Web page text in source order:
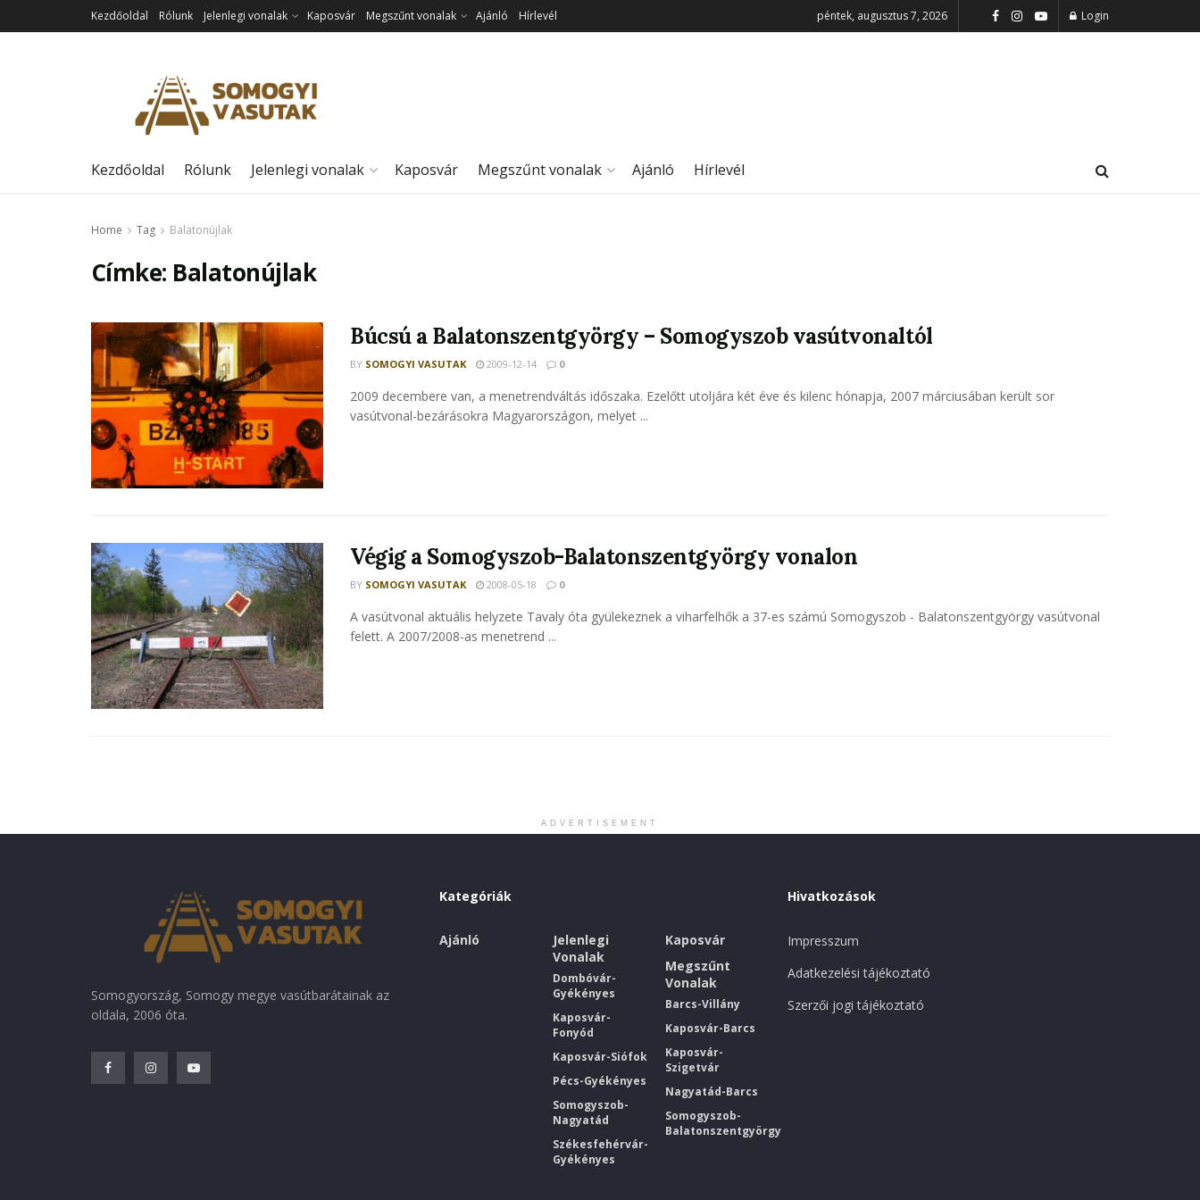
Kezdőoldal Rólunk Jelenlegi vonalak Kaposvár Megszűnt vonalak Ajánló Hírlevél péntek, augusztus 7, 2026 Login
Kezdőoldal Rólunk Jelenlegi vonalak Kaposvár Megszűnt vonalak Ajánló Hírlevél
Home Tag Balatonújlak
Címke: Balatonújlak
Búcsú a Balatonszentgyörgy – Somogyszob vasútvonaltól
BY SOMOGYI VASUTAK 2009-12-14 0
2009 decembere van, a menetrendváltás időszaka. Ezelőtt utoljára két éve és kilenc hónapja, 2007 márciusában került sor
vasútvonal-bezárásokra Magyarországon, melyet ...
Végig a Somogyszob-Balatonszentgyörgy vonalon
BY SOMOGYI VASUTAK 2008-05-18 0
A vasútvonal aktuális helyzete Tavaly óta gyülekeznek a viharfelhők a 37-es számú Somogyszob - Balatonszentgyörgy vasútvonal
felett. A 2007/2008-as menetrend ...
ADVERTISEMENT
Somogyország, Somogy megye vasútbarátainak az
oldala, 2006 óta.
Kategóriák
Ajánló
Jelenlegi
Vonalak
Dombóvár-
Gyékényes
Kaposvár-
Fonyód
Kaposvár-Siófok
Pécs-Gyékényes
Somogyszob-
Nagyatád
Székesfehérvár-
Gyékényes
Kaposvár
Megszűnt
Vonalak
Barcs-Villány
Kaposvár-Barcs
Kaposvár-
Szigetvár
Nagyatád-Barcs
Somogyszob-
Balatonszentgyörgy
Hivatkozások
Impresszum
Adatkezelési tájékoztató
Szerzői jogi tájékoztató